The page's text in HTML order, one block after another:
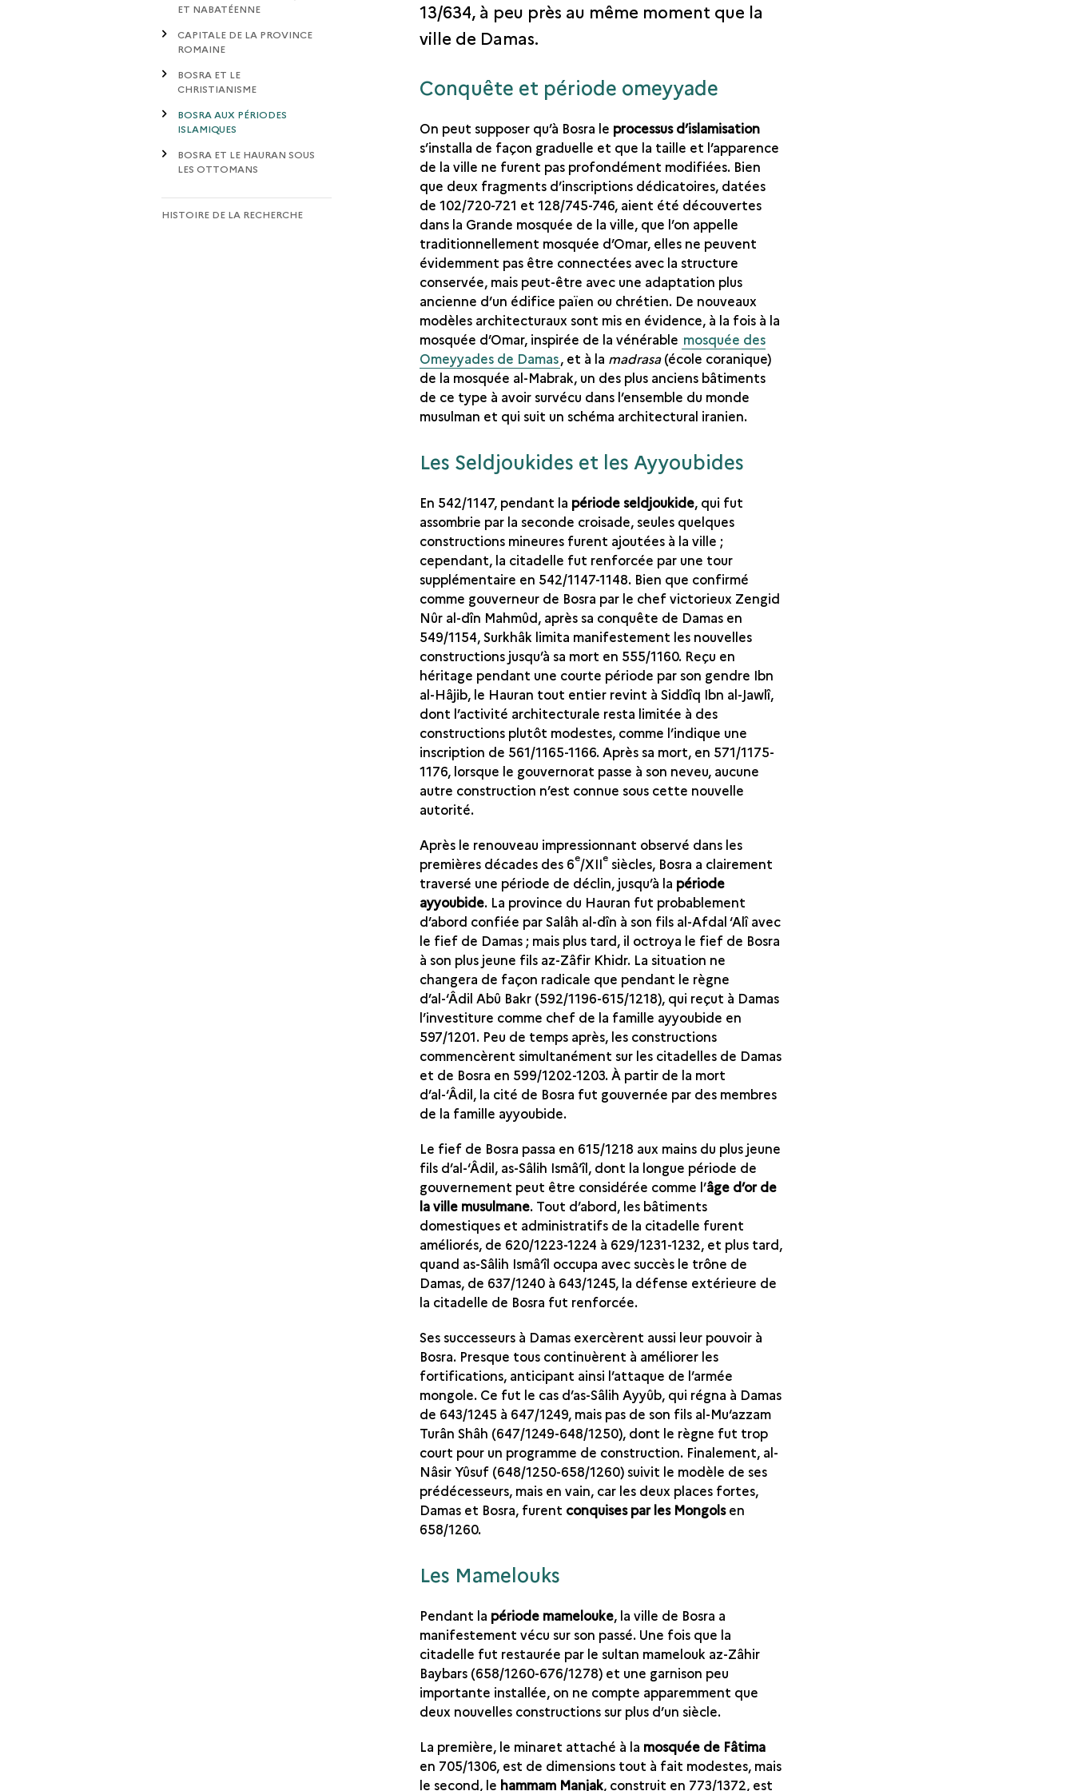
ET NABATÉENNE
CAPITALE DE LA PROVINCE
ROMAINE
BOSRA ET LE
CHRISTIANISME
BOSRA AUX PÉRIODES
ISLAMIQUES
BOSRA ET LE HAURAN SOUS
LES OTTOMANS
HISTOIRE DE LA RECHERCHE
13/634, à peu près au même moment que la
ville de Damas.
Conquête et période omeyyade
On peut supposer qu’à Bosra le processus d’islamisation
s’installa de façon graduelle et que la taille et l’apparence
de la ville ne furent pas profondément modifiées. Bien
que deux fragments d’inscriptions dédicatoires, datées
de 102/720-721 et 128/745-746, aient été découvertes
dans la Grande mosquée de la ville, que l’on appelle
traditionnellement mosquée d’Omar, elles ne peuvent
évidemment pas être connectées avec la structure
conservée, mais peut-être avec une adaptation plus
ancienne d’un édifice païen ou chrétien. De nouveaux
modèles architecturaux sont mis en évidence, à la fois à la
mosquée d’Omar, inspirée de la vénérable mosquée des
Omeyyades de Damas, et à la madrasa(école coranique)
de la mosquée al-Mabrak, un des plus anciens bâtiments
de ce type à avoir survécu dans l’ensemble du monde
musulman et qui suit un schéma architectural iranien.
Les Seldjoukides et les Ayyoubides
En 542/1147, pendant la période seldjoukide, qui fut
assombrie par la seconde croisade, seules quelques
constructions mineures furent ajoutées à la ville ;
cependant, la citadelle fut renforcée par une tour
supplémentaire en 542/1147-1148. Bien que confirmé
comme gouverneur de Bosra par le chef victorieux Zengid
Nûr al-dîn Mahmûd, après sa conquête de Damas en
549/1154, Surkhâk limita manifestement les nouvelles
constructions jusqu’à sa mort en 555/1160. Reçu en
héritage pendant une courte période par son gendre Ibn
al-Hâjib, le Hauran tout entier revint à Siddîq Ibn al-Jawlî,
dont l’activité architecturale resta limitée à des
constructions plutôt modestes, comme l’indique une
inscription de 561/1165-1166. Après sa mort, en 571/1175-
1176, lorsque le gouvernorat passe à son neveu, aucune
autre construction n’est connue sous cette nouvelle
autorité.
Après le renouveau impressionnant observé dans les
premières décades des 6e/XIIe siècles, Bosra a clairement
traversé une période de déclin, jusqu’à la période
ayyoubide. La province du Hauran fut probablement
d’abord confiée par Salâh al-dîn à son fils al-Afdal ‘Alî avec
le fief de Damas ; mais plus tard, il octroya le fief de Bosra
à son plus jeune fils az-Zâfir Khidr. La situation ne
changera de façon radicale que pendant le règne
d’al-‘Âdil Abû Bakr (592/1196-615/1218), qui reçut à Damas
l’investiture comme chef de la famille ayyoubide en
597/1201. Peu de temps après, les constructions
commencèrent simultanément sur les citadelles de Damas
et de Bosra en 599/1202-1203. À partir de la mort
d’al-‘Âdil, la cité de Bosra fut gouvernée par des membres
de la famille ayyoubide.
Le fief de Bosra passa en 615/1218 aux mains du plus jeune
fils d’al-‘Âdil, as-Sâlih Ismâ‘îl, dont la longue période de
gouvernement peut être considérée comme l’âge d’or de
la ville musulmane. Tout d’abord, les bâtiments
domestiques et administratifs de la citadelle furent
améliorés, de 620/1223-1224 à 629/1231-1232, et plus tard,
quand as-Sâlih Ismâ‘îl occupa avec succès le trône de
Damas, de 637/1240 à 643/1245, la défense extérieure de
la citadelle de Bosra fut renforcée.
Ses successeurs à Damas exercèrent aussi leur pouvoir à
Bosra. Presque tous continuèrent à améliorer les
fortifications, anticipant ainsi l’attaque de l’armée
mongole. Ce fut le cas d’as-Sâlih Ayyûb, qui régna à Damas
de 643/1245 à 647/1249, mais pas de son fils al-Mu‘azzam
Turân Shâh (647/1249-648/1250), dont le règne fut trop
court pour un programme de construction. Finalement, al-
Nâsir Yûsuf (648/1250-658/1260) suivit le modèle de ses
prédécesseurs, mais en vain, car les deux places fortes,
Damas et Bosra, furent conquises par les Mongolsen
658/1260.
Les Mamelouks
Pendant la période mamelouke, la ville de Bosra a
manifestement vécu sur son passé. Une fois que la
citadelle fut restaurée par le sultan mamelouk az-Zâhir
Baybars (658/1260-676/1278) et une garnison peu
importante installée, on ne compte apparemment que
deux nouvelles constructions sur plus d’un siècle.
La première, le minaret attaché à la mosquée de Fâtima
en 705/1306, est de dimensions tout à fait modestes, mais
le second, le hammam Manjak, construit en 773/1372, est